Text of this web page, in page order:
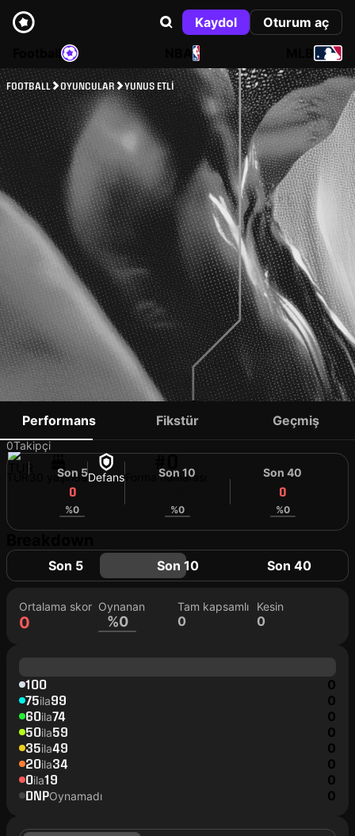
Kaydol
Oturum aç
NBA
FOOTBALL OYUNCULAR YUNUS ETLI
YUNUS ETLI
0Takipçi
30 yaşındaDefans Forma numarası
Performans Fikstür Geçmiş
Son 5
0
%0
Son 10
%0
Son 40
0
%0
Son 5 Son 10 Son 40
Ortalama skor
0
Oynanan
%0
Tam kapsamlı
0
Kesin
0
100 0
75ila99 0
60ila74 0
50ila59 0
35ila49 0
20ila34 0
0ila19 0
DNPOynamadı 0